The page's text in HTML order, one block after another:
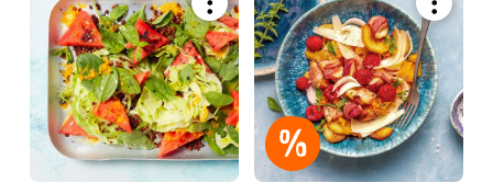
Bookmark
recipe
or
add
it
to
your
collections.
recipe
or
add
it
to
your